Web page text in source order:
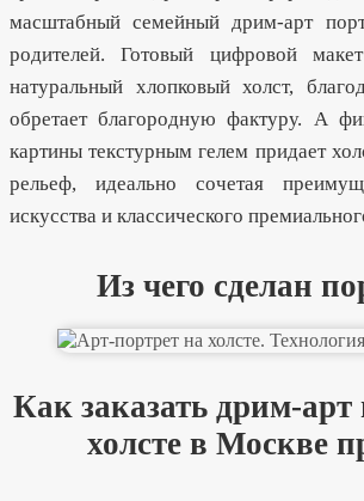
масштабный семейный дрим-арт
родителей. Готовый цифровой
натуральный хлопковый холст,
обретает благородную фактуру. А
картины текстурным гелем придает
рельеф, идеально сочетая
искусства и классического
Из чего сделан
Как заказать дрим-арт
холсте в Москве